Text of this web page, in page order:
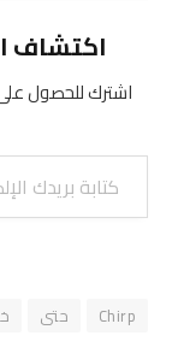
اكتشاف
اشترك للحصول على
كتابة بريدك الإلكتروني...
Chirp حتى